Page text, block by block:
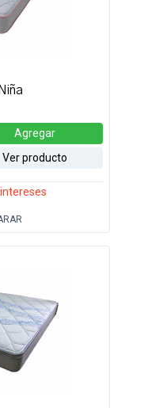
Agregar
Ver producto